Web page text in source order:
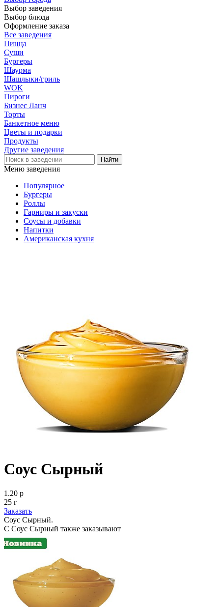
Выбор заведения
Выбор блюда
Оформление заказа
Все заведения
Пицца
Суши
Бургеры
Шаурма
Шашлыки/гриль
WOK
Пироги
Бизнес Ланч
Торты
Банкетное меню
Цветы и подарки
Продукты
Другие заведения
Меню заведения
Популярное
Бургеры
Роллы
Гарниры и закуски
Соусы и добавки
Напитки
Американская кухня
Соус Сырный
1.20 р
25 г
Заказать
Соус Сырный.
С Соус Сырный также заказывают